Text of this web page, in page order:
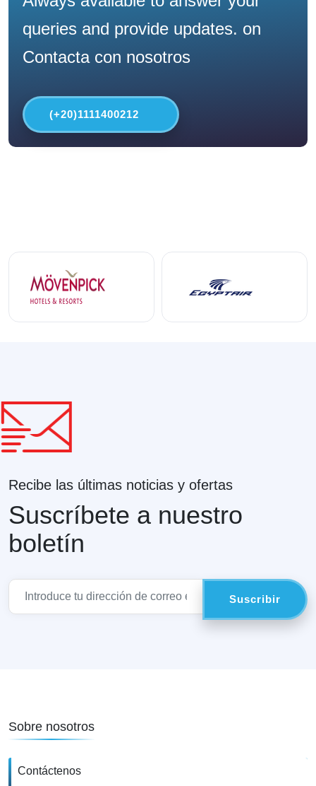
queries and provide updates. on
Contacta con nosotros
(+20)1111400212
Recibe las últimas noticias y ofertas
Suscríbete a nuestro
boletín
Sobre nosotros
Contáctenos